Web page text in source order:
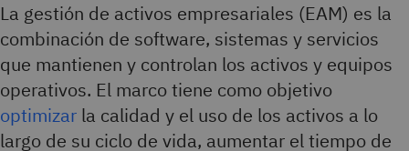
La gestión de activos empresariales (EAM) es la
combinación de software, sistemas y servicios
que mantienen y controlan los activos y equipos
operativos. El marco tiene como objetivo
optimizar la calidad y el uso de los activos a lo
largo de su ciclo de vida, aumentar el tiempo de